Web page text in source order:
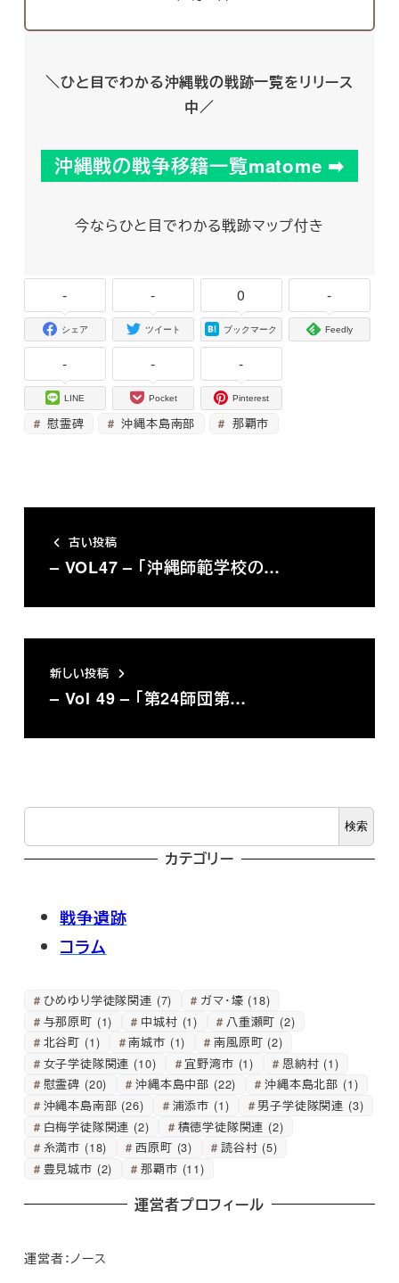
＼ひと目でわかる沖縄戦の戦跡一覧をリリース
中／
沖縄戦の戦争移籍一覧matome ➡︎
今ならひと目でわかる戦跡マップ付き
-
シェア
-
ツイート
0
ブックマーク
-
Feedly
-
LINE
-
Pocket
-
Pinterest
慰霊碑 沖縄本島南部 那覇市
古い投稿
– VOL47 – 「沖縄師範学校の…
新しい投稿
– Vol 49 – 「第24師団第…
索
検索
カテゴリー
戦争遺跡
コラム
ひめゆり学徒隊関連 (7) ガマ・壕 (18)
与那原町 (1) 中城村 (1) 八重瀬町 (2)
北谷町 (1) 南城市 (1) 南風原町 (2)
女子学徒隊関連 (10) 宜野湾市 (1) 恩納村 (1)
慰霊碑 (20) 沖縄本島中部 (22) 沖縄本島北部 (1)
沖縄本島南部 (26) 浦添市 (1) 男子学徒隊関連 (3)
白梅学徒隊関連 (2) 積徳学徒隊関連 (2)
糸満市 (18) 西原町 (3) 読谷村 (5)
豊見城市 (2) 那覇市 (11)
運営者プロフィール
運営者：ノース